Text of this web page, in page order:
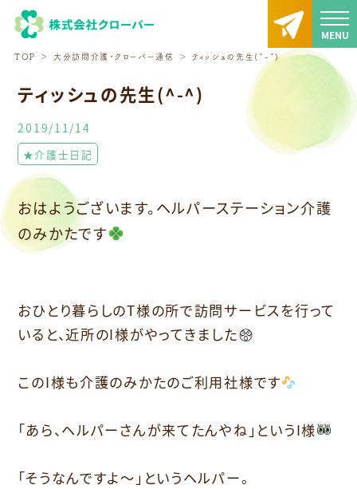
TOP 大分訪問介護・クローバー通信 ティッシュの先生(^-^)
ティッシュの先生(^-^)
2019/11/14
★介護士日記
おはようございます。ヘルパーステーション介護
のみかたです
おひとり暮らしのT様の所で訪問サービスを行って
いると、近所のI様がやってきました
このI様も介護のみかたのご利用社様です
「あら、ヘルパーさんが来てたんやね」というI様
「そうなんですよ〜」というヘルパー。